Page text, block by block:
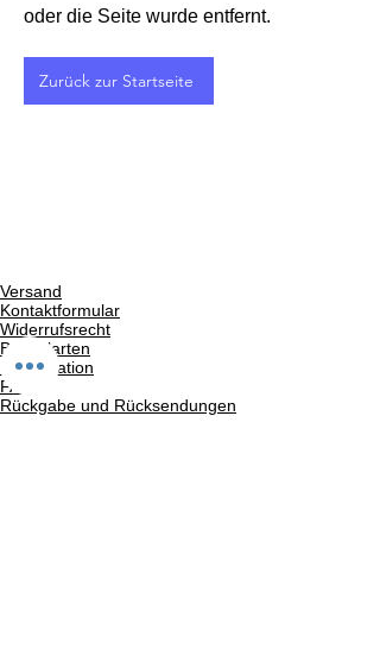
oder die Seite wurde entfernt.
Zurück zur Startseite
Versand
Kontaktformular
Widerrufsrecht
Bezahlarten
Reklamation
FAQ
Rückgabe und Rücksendungen